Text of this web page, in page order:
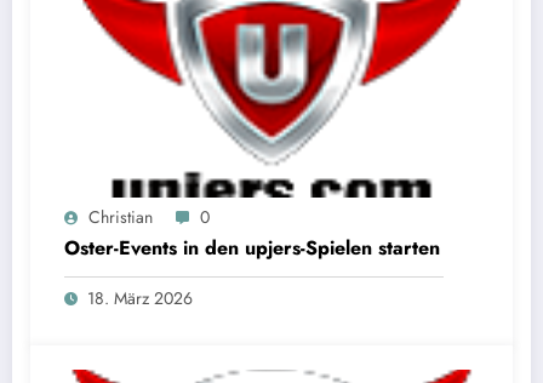
Christian 0
Oster-Events in den upjers-Spielen starten
18. März 2026